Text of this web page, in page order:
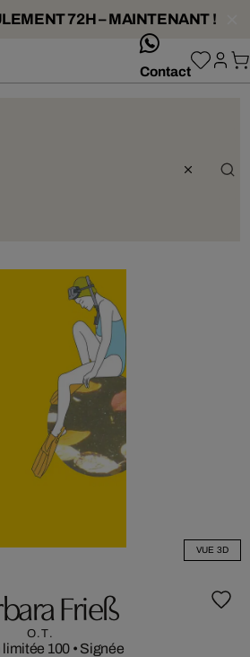
72H – MAINTENANT !
Contact
VUE 3D
Frieß
O.T.
limitée 100 • Signée